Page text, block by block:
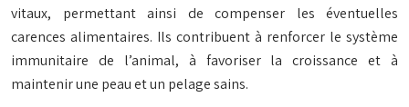
vitaux, permettant ainsi de compenser les éventuelles
carences alimentaires. Ils contribuent à renforcer le système
immunitaire de l’animal, à favoriser la croissance et à
maintenir une peau et un pelage sains.